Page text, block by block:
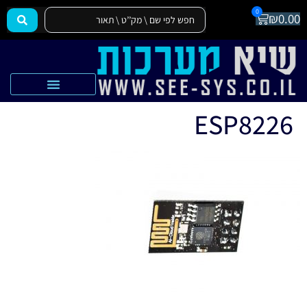
₪0.00
0
ESP8226